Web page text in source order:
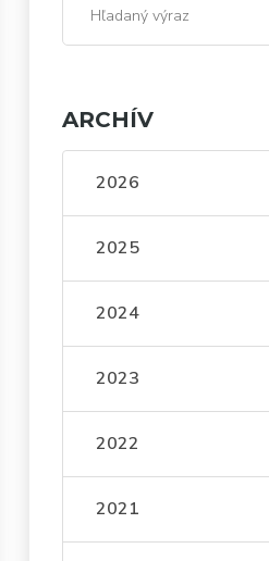
ARCHÍV
2026
2025
2024
2023
2022
2021